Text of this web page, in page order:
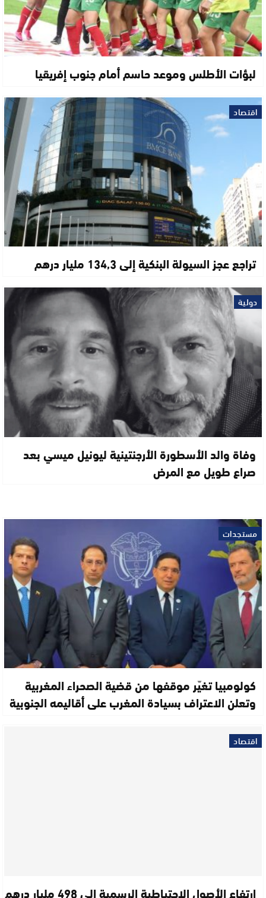
لبؤات الأطلس وموعد حاسم أمام جنوب إفريقيا
اقتصاد
تراجع عجز السيولة البنكية إلى 134,3 مليار درهم
دولية
وفاة والد الأسطورة الأرجنتينية ليونيل ميسي بعد
صراع طويل مع المرض
مستجدات
كولومبيا تغيّر موقفها من قضية الصحراء المغربية
وتعلن الاعتراف بسيادة المغرب على أقاليمه الجنوبية
اقتصاد
ارتفاع الأصول الاحتياطية الرسمية إلى 498 مليار درهم